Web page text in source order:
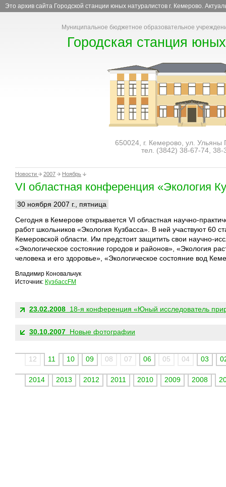
Это архив сайта Городской станции юных натуралистов г. Кемерово.
Муниципальное бюджетное образовательное
Городская станция
650024, г. Кемерово, ул. Ульяны
тел. (3842) 38-67-74, 38-
Новости 2007 Ноябрь
VI областная конференция «Экология
30 ноября 2007 г., пятница
Сегодня в Кемерове открывается VI областная научно-
работ школьников «Экология Кузбасса». В ней участвуют 60
Кемеровской области. Им предстоит защитить свои научно-
«Экологическое состояние городов и районов», «Экология
человека и его здоровье», «Экологическое состояние вод
Владимир Коновальчук
Источник: КузбассFM
23.02.2008 18-я конференция «Юный исследователь
30.10.2007 Новые фотографии
12 11 10 09 08 07 06 05 04 03
2014 2013 2012 2011 2010 2009 2008